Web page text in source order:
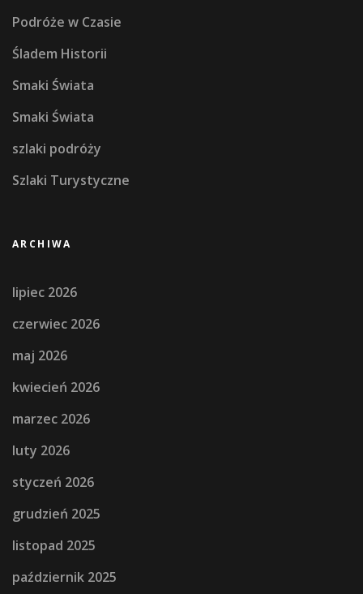
Podróże w Czasie
Śladem Historii
Smaki Świata
Smaki Świata
szlaki podróży
Szlaki Turystyczne
ARCHIWA
lipiec 2026
czerwiec 2026
maj 2026
kwiecień 2026
marzec 2026
luty 2026
styczeń 2026
grudzień 2025
listopad 2025
październik 2025